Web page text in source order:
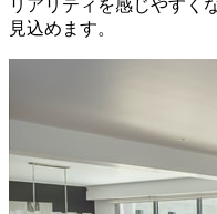
リアリティを感じやすく
見込めます。